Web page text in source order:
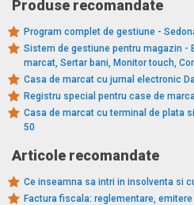
Produse recomandate
Program complet de gestiune -
Sistem de gestiune pentru magazin -
marcat, Sertar bani, Monitor touch,
Casa de marcat cu jurnal electronic
Registru special pentru case de
Casa de marcat cu terminal de plata
50
Articole recomandate
Ce inseamna sa intri in insolventa si
Factura fiscala: reglementare,